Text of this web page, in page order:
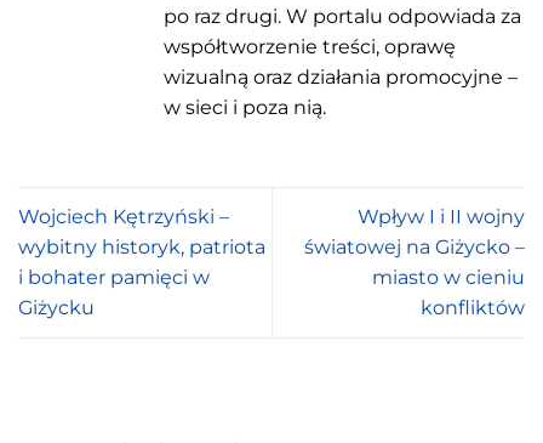
po raz drugi. W portalu odpowiada za
współtworzenie treści, oprawę
wizualną oraz działania promocyjne –
w sieci i poza nią.
Wojciech Kętrzyński –
wybitny historyk, patriota
i bohater pamięci w
Giżycku
Wpływ I i II wojny
światowej na Giżycko –
miasto w cieniu
konfliktów